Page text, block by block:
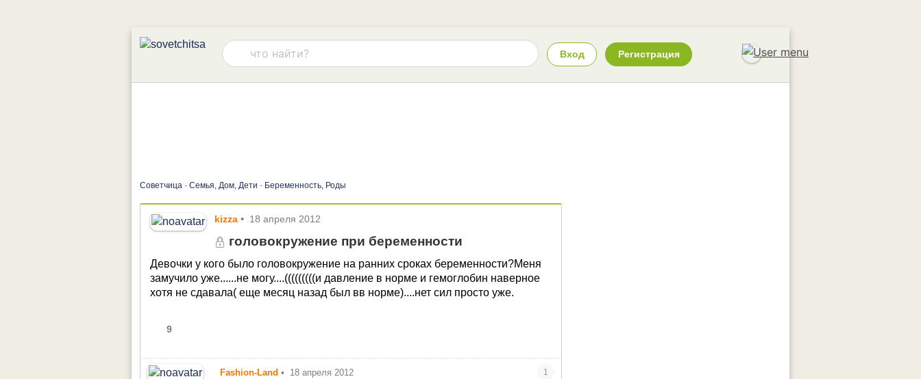
Вход Регистрация
Советчица - Семья, Дом, Дети - Беременность, Роды
kizza • 18 апреля 2012
головокружение при беременности
Девочки у кого было головокружение на ранних сроках беременности?Меня
замучило уже......не могу....(((((((((и давление в норме и гемоглобин наверное
хотя не сдавала( еще месяц назад был вв норме)....нет сил просто уже.
9
Fashion-Land • 18 апреля 2012 1